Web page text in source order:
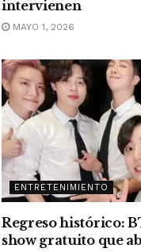
intervienen
MAYO 1, 2026
ENTRETENIMIENTO
Regreso histórico:
show gratuito que